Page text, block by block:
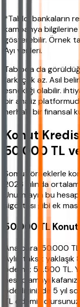
*Tablo, bankaların
kampanya
gösterebilir. Örnek
Ayı verileri.
Tabloda da
farkı çok az. Asıl
esnekliği olabilir.
bir analiz
herhaki bir finansal
Konut
50.000 TL
Somut örneklerle
2026 yılında
Unutmayın bu
sigortası gibi ek
50.000 TL
Ana para: 50.000
Aylık taksit
ödeme: 52.500 TL.
hesaplamayı
ödediğinizde 5 yıl
TL ödemiş olursunuz.